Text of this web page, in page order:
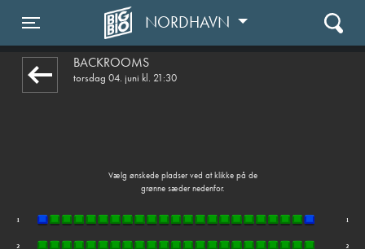
Toggle navigation
NORDHAVN
BACKROOMS
torsdag 04. juni kl. 21:30
Vælg ønskede pladser ved at klikke på de
grønne sæder nedenfor.
front03-cc 061112